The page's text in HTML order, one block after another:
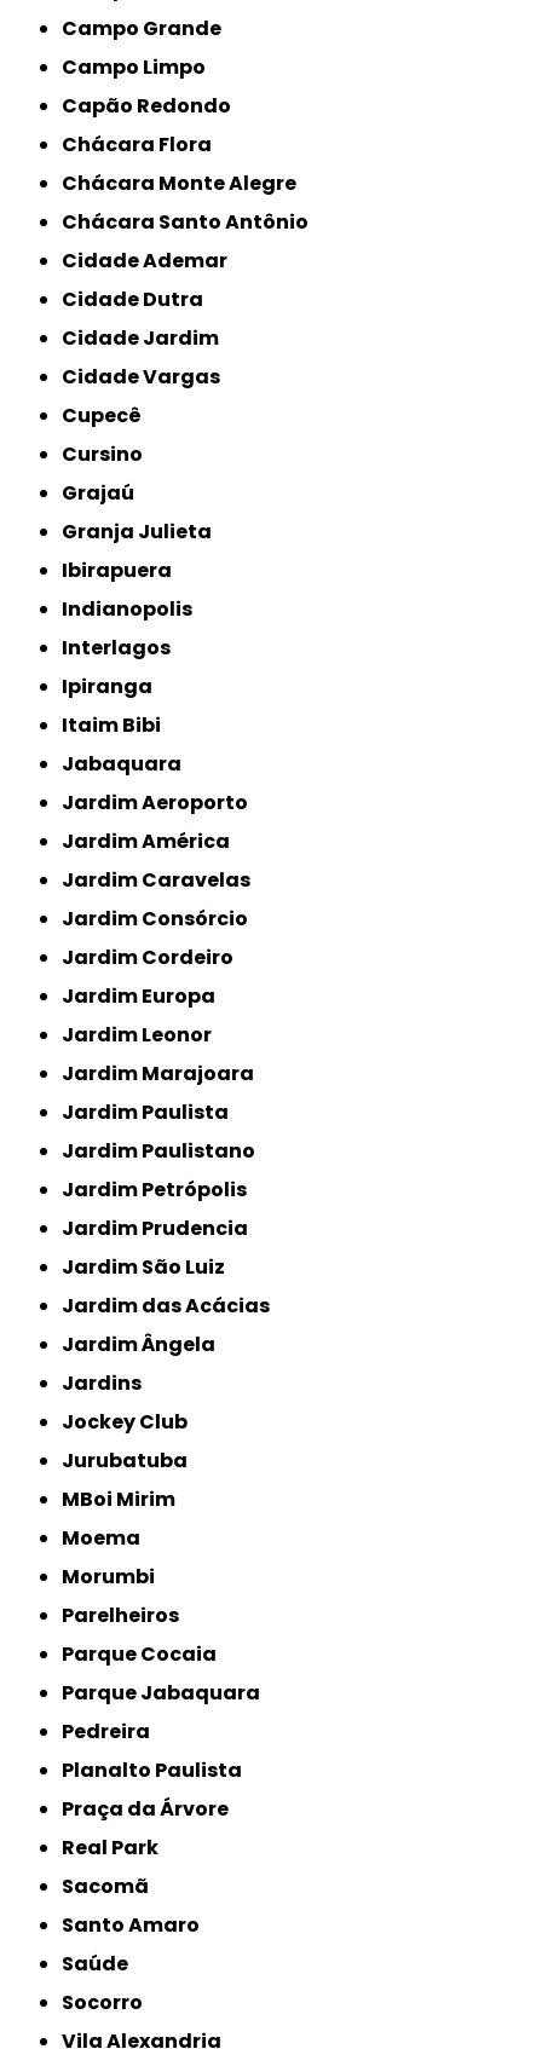
Campo Grande
Campo Limpo
Capão Redondo
Chácara Flora
Chácara Monte Alegre
Chácara Santo Antônio
Cidade Ademar
Cidade Dutra
Cidade Jardim
Cidade Vargas
Cupecê
Cursino
Grajaú
Granja Julieta
Ibirapuera
Indianopolis
Interlagos
Ipiranga
Itaim Bibi
Jabaquara
Jardim Aeroporto
Jardim América
Jardim Caravelas
Jardim Consórcio
Jardim Cordeiro
Jardim Europa
Jardim Leonor
Jardim Marajoara
Jardim Paulista
Jardim Paulistano
Jardim Petrópolis
Jardim Prudencia
Jardim São Luiz
Jardim das Acácias
Jardim Ângela
Jardins
Jockey Club
Jurubatuba
MBoi Mirim
Moema
Morumbi
Parelheiros
Parque Cocaia
Parque Jabaquara
Pedreira
Planalto Paulista
Praça da Árvore
Real Park
Sacomã
Santo Amaro
Saúde
Socorro
Vila Alexandria